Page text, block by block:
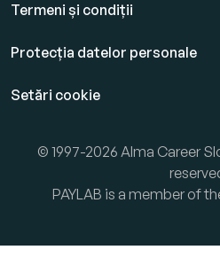
Termeni și condiții
Protecția datelor personale
Setări cookie
© 1997-2026 Alma Career
PAYLAB is a member of